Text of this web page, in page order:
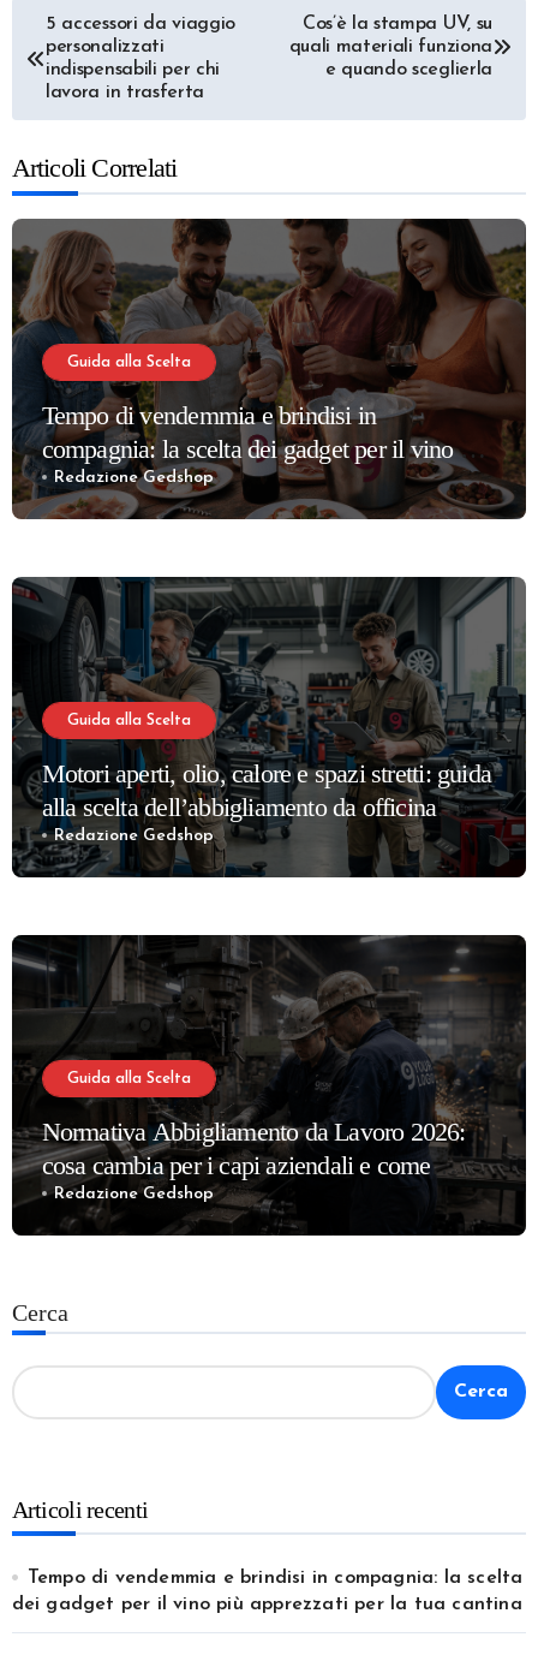
Navigazione
articoli
5 accessori da viaggio
personalizzati
indispensabili per chi
lavora in trasferta
Cos’è la stampa UV, su
quali materiali funziona
e quando sceglierla
Articoli Correlati
Guida alla Scelta
Tempo di vendemmia e brindisi in
compagnia: la scelta dei gadget per il vino più
apprezzati per la tua cantina
Redazione Gedshop
Guida alla Scelta
Motori aperti, olio, calore e spazi stretti: guida
alla scelta dell’abbigliamento da officina
meccanica più confortevole e sicuro
Redazione Gedshop
Guida alla Scelta
Normativa Abbigliamento da Lavoro 2026:
cosa cambia per i capi aziendali e come
adeguarsi alle nuove regole
Redazione Gedshop
Cerca
Cerca
Articoli recenti
Tempo di vendemmia e brindisi in compagnia: la scelta
dei gadget per il vino più apprezzati per la tua cantina